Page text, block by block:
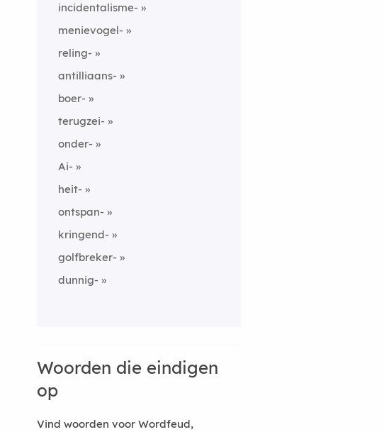
incidentalisme-
menievogel-
reling-
antilliaans-
boer-
terugzei-
onder-
Ai-
heit-
ontspan-
kringend-
golfbreker-
dunnig-
Woorden die eindigen
op
Vind woorden voor Wordfeud,